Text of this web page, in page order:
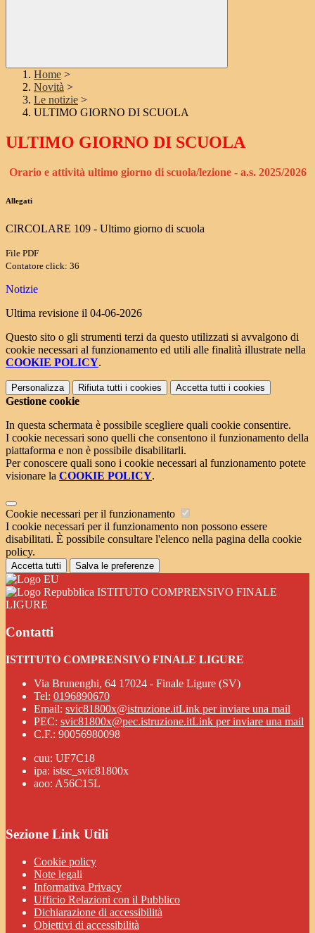
Home >
Novità >
Le notizie >
ULTIMO GIORNO DI SCUOLA
ULTIMO GIORNO DI SCUOLA
Orario e attività ultimo giorno di scuola/lezione - a.s. 2025/2026
Allegati
CIRCOLARE 109 - Ultimo giorno di scuola
File PDF
Contatore click: 36
Notizie
Ultima revisione il 04-06-2026
Questo sito o gli strumenti terzi da questo utilizzati si avvalgono di
cookie necessari al funzionamento ed utili alle finalità illustrate nella
COOKIE POLICY.
Personalizza Rifiuta tutti i cookies Accetta tutti i cookies
Gestione cookie
In questa schermata è possibile scegliere quali cookie consentire.
I cookie necessari sono quelli che consentono il funzionamento della
piattaforma e non è possibile disabilitarli.
Per conoscere quali sono i cookie necessari al funzionamento potete
visionare la COOKIE POLICY.
Cookie necessari per il funzionamento
I cookie necessari per il funzionamento non possono essere
disabilitati. È possibile consultare l'elenco nella pagina della cookie
policy.
Accetta tutti Salva le preferenze
ISTITUTO COMPRENSIVO FINALE
LIGURE
Contatti
ISTITUTO COMPRENSIVO FINALE LIGURE
Via Brunenghi, 64 17024 - Finale Ligure (SV)
Tel: 0196890670
Email: svic81800x@istruzione.itLink per inviare una mail
PEC: svic81800x@pec.istruzione.itLink per inviare una mail
C.F.: 90056980098
cuu: UF7C18
ipa: istsc_svic81800x
aoo: A56C15L
Sezione Link Utili
Cookie policy
Note legali
Informativa Privacy
Ufficio Relazioni con il Pubblico
Dichiarazione di accessibilità
Obiettivi di accessibilità